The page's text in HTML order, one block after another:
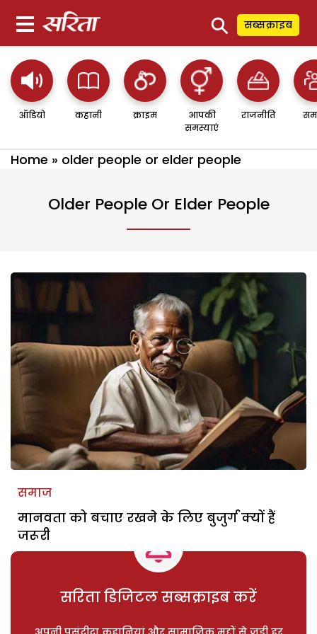
⚲ सब्सक्राइब
ऑडियो कहानी क्राइम
आपकी
समस्याएं
राजनीति
Home » older people or elder people
Older People Or Elder People
समाज
मानवता को बचाए रखने के लिए बुजुर्ग क्यों हैं
जरूरी
सरिता डिजिटल सब्सक्राइब करें